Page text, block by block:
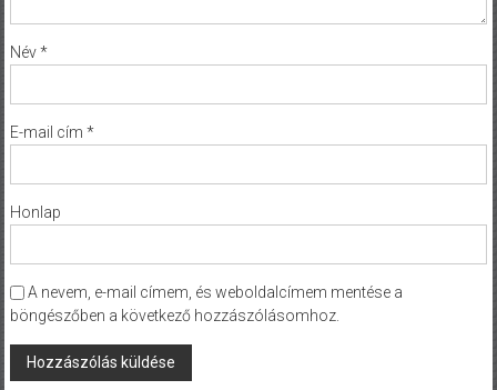
Név*
E-mail cím *
Honlap
A nevem, e-mail címem, és weboldalcímem mentése a
böngészőben a következő hozzászólásomhoz.